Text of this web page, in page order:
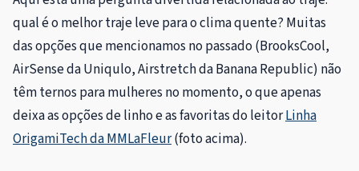
qual é o melhor traje leve para o clima quente? Muitas
das opções que mencionamos no passado (BrooksCool,
AirSense da Uniqulo, Airstretch da Banana Republic) não
têm ternos para mulheres no momento, o que apenas
deixa as opções de linho e as favoritas do leitorLinha
OrigamiTech da MMLaFleur(foto acima).